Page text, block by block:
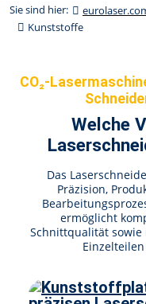
Sie sind hier:
Kunststoffe
CO₂-
Welche
Das
Präzision,
ermöglicht
Schnittqualität sowie